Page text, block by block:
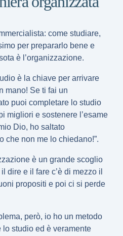
come studiare,
per prepararlo bene e
è l’organizzazione.
è la chiave per arrivare
mano! Se ti fai un
puoi completare lo studio
migliori e sostenere l’esame
Dio, ho saltato
che non me lo chiedano!”.
è un grande scoglio
dire e il fare c’è di mezzo il
propositi e poi ci si perde
però, io ho un metodo
studio ed è veramente